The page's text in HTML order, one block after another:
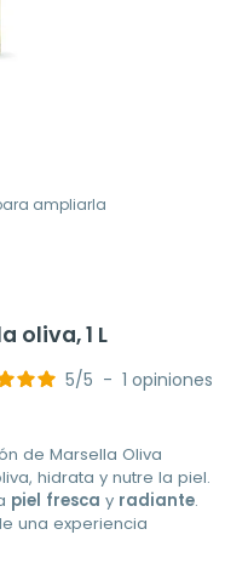
ampliarla
oliva, 1 L
5/5 - 1 opiniones
de Marsella Oliva
hidrata y nutre la piel.
piel fresca y radiante.
una experiencia